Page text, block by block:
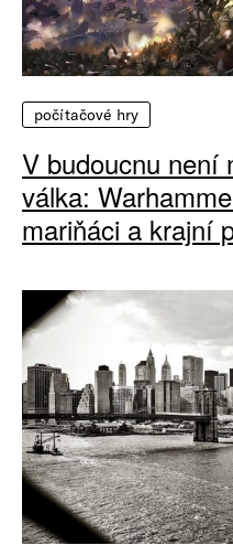
počítačové hry
V budoucnu není
válka:
mariňáci a krajní